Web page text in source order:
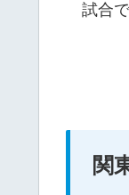
試合で
関